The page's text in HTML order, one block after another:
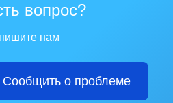
вопрос?
нам
Сообщить о проблеме